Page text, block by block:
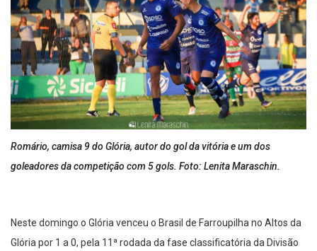
Romário, camisa 9 do Glória, autor do gol da vitória e um dos
goleadores da competição com 5 gols. Foto: Lenita Maraschin.
Neste domingo o Glória venceu o Brasil de Farroupilha no Altos da
Glória por 1 a 0, pela 11ª rodada da fase classificatória da Divisão